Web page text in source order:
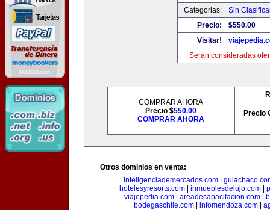
Categorias:
Sin
Precio:
$550.00
Visitar!
Serán consideradas
COMPRAR AHORA
Precio $550.00
COMPRAR AHORA
Precio
Otros dominios en venta:
inteligenciademercados.com
hotelesyresorts.com
inmueblesdelujo.com
viajepedia.com| areadecapacitacion.com|
bodegaschile.com| infomendoza.com|